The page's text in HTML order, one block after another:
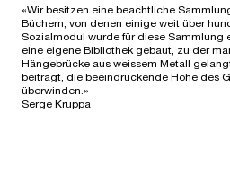
«Wir besitzen eine beachtliche
Büchern, von denen einige weit über
Sozialmodul wurde für diese Sammlung
eine eigene Bibliothek gebaut, zu der
Hängebrücke aus weissem Metall
beiträgt, die beeindruckende Höhe des
überwinden.»
Serge Kruppa